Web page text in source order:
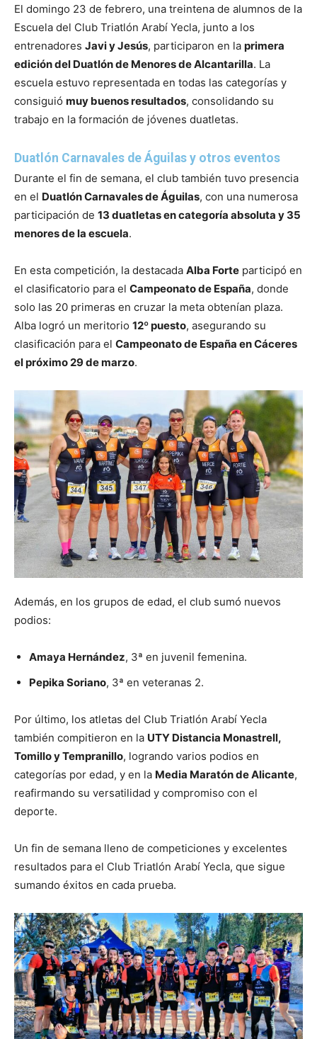
El domingo 23 de febrero, una treintena de alumnos de la
Escuela del Club Triatlón Arabí Yecla, junto a los
entrenadores Javi y Jesús, participaron en la primera
edición del Duatlón de Menores de Alcantarilla. La
escuela estuvo representada en todas las categorías y
consiguió muy buenos resultados, consolidando su
trabajo en la formación de jóvenes duatletas.
Duatlón Carnavales de Águilas y otros eventos
Durante el fin de semana, el club también tuvo presencia
en el Duatlón Carnavales de Águilas, con una numerosa
participación de 13 duatletas en categoría absoluta y 35
menores de la escuela.
En esta competición, la destacada Alba Forte participó en
el clasificatorio para el Campeonato de España, donde
solo las 20 primeras en cruzar la meta obtenían plaza.
Alba logró un meritorio 12º puesto, asegurando su
clasificación para el Campeonato de España en Cáceres
el próximo 29 de marzo.
Además, en los grupos de edad, el club sumó nuevos
podios:
Amaya Hernández, 3ª en juvenil femenina.
Pepika Soriano, 3ª en veteranas 2.
Por último, los atletas del Club Triatlón Arabí Yecla
también compitieron en la UTY Distancia Monastrell,
Tomillo y Tempranillo, logrando varios podios en
categorías por edad, y en la Media Maratón de Alicante,
reafirmando su versatilidad y compromiso con el
deporte.
Un fin de semana lleno de competiciones y excelentes
resultados para el Club Triatlón Arabí Yecla, que sigue
sumando éxitos en cada prueba.